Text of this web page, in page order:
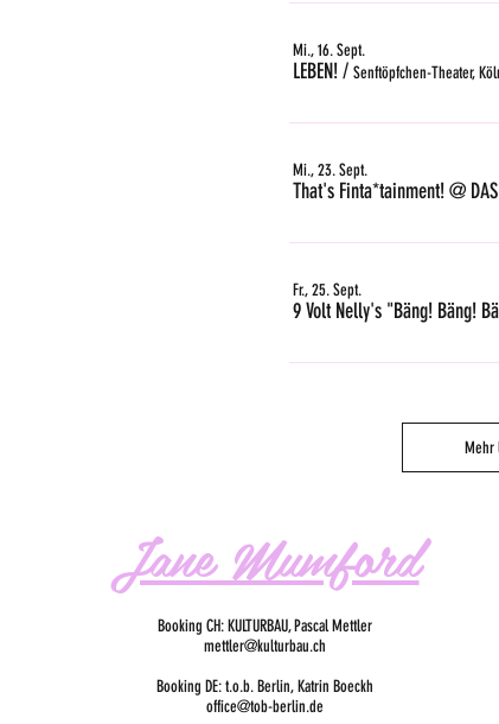
Mi., 16. Sept.
LEBEN!/ Senftöpfchen-Theater,
Mi., 23. Sept.
Fr., 25. Sept.
9 Volt Nelly's "Bäng! Bäng!
Mehr
Jane Mumford
Booking CH: KULTURBAU, Pascal Mettler
mettler@kulturbau.ch
Booking DE: t.o.b. Berlin, Katrin Boeckh
office@tob-berlin.de